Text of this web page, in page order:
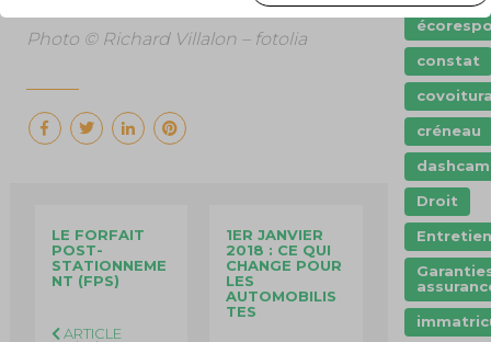
Photo © Richard Villalon – fotolia
LE FORFAIT
POST-
STATIONNEME
NT (FPS)
ARTICLE
1ER JANVIER
2018 : CE QUI
CHANGE POUR
LES
AUTOMOBILIS
TES
conduite
constat
créneau
dashcam
Droit